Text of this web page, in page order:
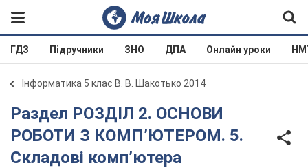
ГДЗ Підручники ЗНО ДПА Онлайн уроки
Інформатика 5 клас В. В. Шакотько 2014
Раздел РОЗДІЛ 2. ОСНОВИ
РОБОТИ З КОМП’ЮТЕРОМ. 5.
Складові комп’ютера